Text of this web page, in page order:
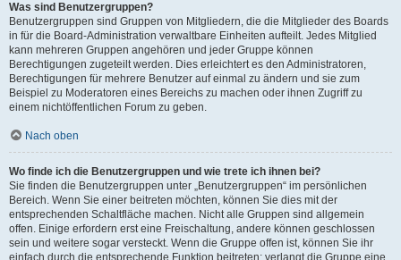
Was sind Benutzergruppen?
Benutzergruppen sind Gruppen von Mitgliedern, die die Mitglieder des Boards
in für die Board-Administration verwaltbare Einheiten aufteilt. Jedes Mitglied
kann mehreren Gruppen angehören und jeder Gruppe können
Berechtigungen zugeteilt werden. Dies erleichtert es den Administratoren,
Berechtigungen für mehrere Benutzer auf einmal zu ändern und sie zum
Beispiel zu Moderatoren eines Bereichs zu machen oder ihnen Zugriff zu
einem nichtöffentlichen Forum zu geben.
Nach oben
Wo finde ich die Benutzergruppen und wie trete ich ihnen bei?
Sie finden die Benutzergruppen unter „Benutzergruppen“ im persönlichen
Bereich. Wenn Sie einer beitreten möchten, können Sie dies mit der
entsprechenden Schaltfläche machen. Nicht alle Gruppen sind allgemein
offen. Einige erfordern erst eine Freischaltung, andere können geschlossen
sein und weitere sogar versteckt. Wenn die Gruppe offen ist, können Sie ihr
einfach durch die entsprechende Funktion beitreten; verlangt die Gruppe eine